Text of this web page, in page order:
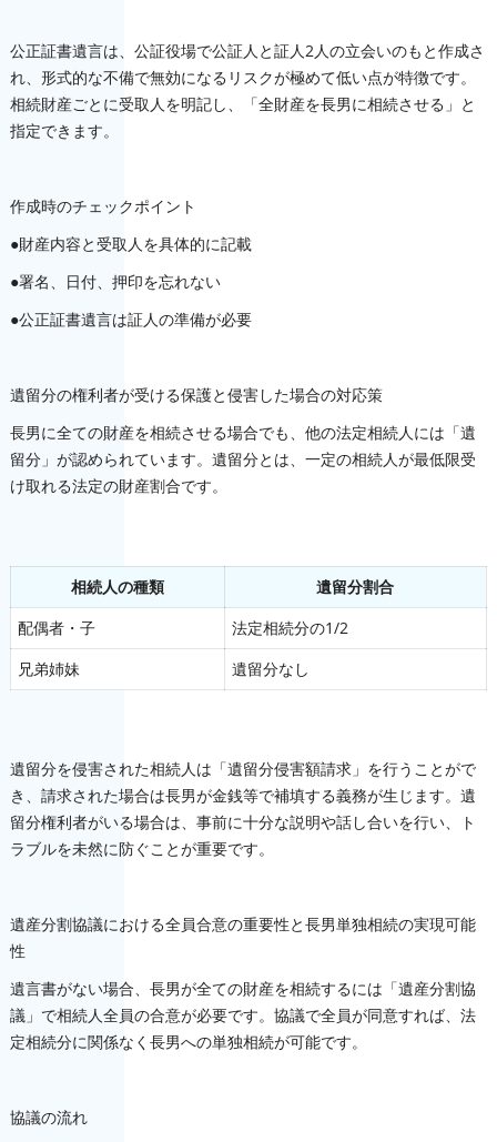
公正証書遺言は、公証役場で公証人と証人2人の立会いのもと作成さ
れ、形式的な不備で無効になるリスクが極めて低い点が特徴です。
相続財産ごとに受取人を明記し、「全財産を長男に相続させる」と
指定できます。
作成時のチェックポイント
●財産内容と受取人を具体的に記載
●署名、日付、押印を忘れない
●公正証書遺言は証人の準備が必要
遺留分の権利者が受ける保護と侵害した場合の対応策
長男に全ての財産を相続させる場合でも、他の法定相続人には「遺
留分」が認められています。遺留分とは、一定の相続人が最低限受
け取れる法定の財産割合です。
相続人の種類
遺留分割合
配偶者・子
法定相続分の1/2
兄弟姉妹
遺留分なし
遺留分を侵害された相続人は「遺留分侵害額請求」を行うことがで
き、請求された場合は長男が金銭等で補填する義務が生じます。遺
留分権利者がいる場合は、事前に十分な説明や話し合いを行い、ト
ラブルを未然に防ぐことが重要です。
遺産分割協議における全員合意の重要性と長男単独相続の実現可能
性
遺言書がない場合、長男が全ての財産を相続するには「遺産分割協
議」で相続人全員の合意が必要です。協議で全員が同意すれば、法
定相続分に関係なく長男への単独相続が可能です。
協議の流れ